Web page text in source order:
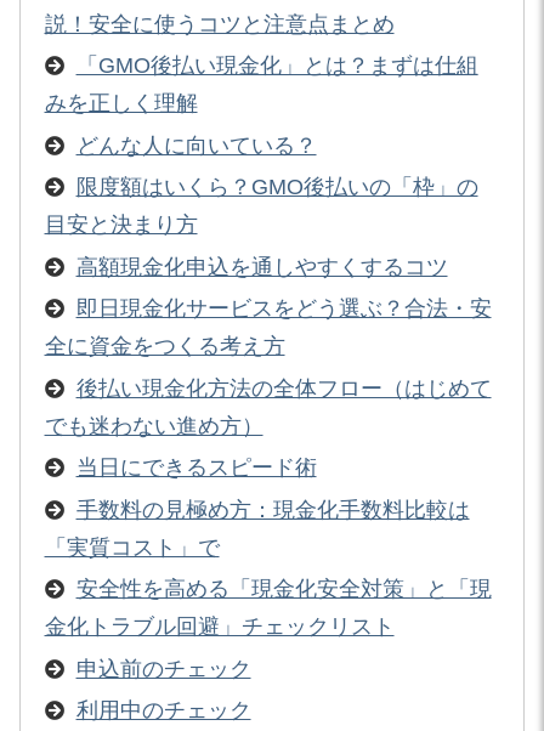
説！安全に使うコツと注意点まとめ
「GMO後払い現金化」とは？まずは仕組
みを正しく理解
どんな人に向いている？
限度額はいくら？GMO後払いの「枠」の
目安と決まり方
高額現金化申込を通しやすくするコツ
即日現金化サービスをどう選ぶ？合法・安
全に資金をつくる考え方
後払い現金化方法の全体フロー（はじめて
でも迷わない進め方）
当日にできるスピード術
手数料の見極め方：現金化手数料比較は
「実質コスト」で
安全性を高める「現金化安全対策」と「現
金化トラブル回避」チェックリスト
申込前のチェック
利用中のチェック